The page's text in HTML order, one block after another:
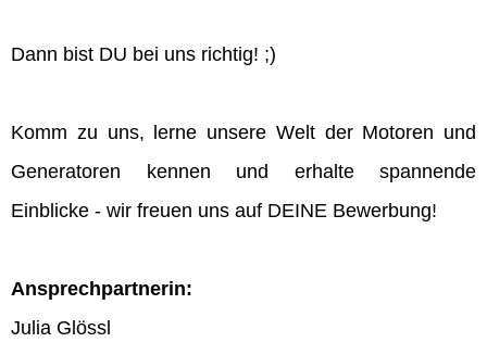
Dann bist DU bei uns richtig! ;)
Komm zu uns, lerne unsere Welt der Motoren und
Generatoren kennen und erhalte spannende
Einblicke - wir freuen uns auf DEINE Bewerbung!
Ansprechpartnerin:
Julia Glössl